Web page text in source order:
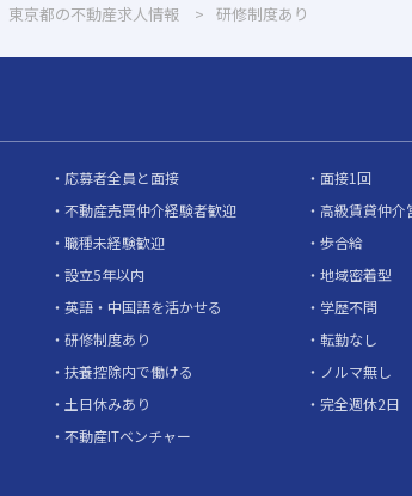
東京都の不動産求人情報 研修制度あり
応募者全員と面接 面接1回
不動産売買仲介経験者歓迎 高級賃貸仲介
職種未経験歓迎 歩合給
設立5年以内 地域密着型
英語・中国語を活かせる 学歴不問
研修制度あり 転勤なし
扶養控除内で働ける ノルマ無し
土日休みあり 完全週休2日
不動産ITベンチャー